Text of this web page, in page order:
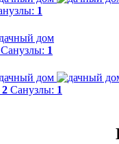
1
Санузлы: 1
2 Санузлы: 1